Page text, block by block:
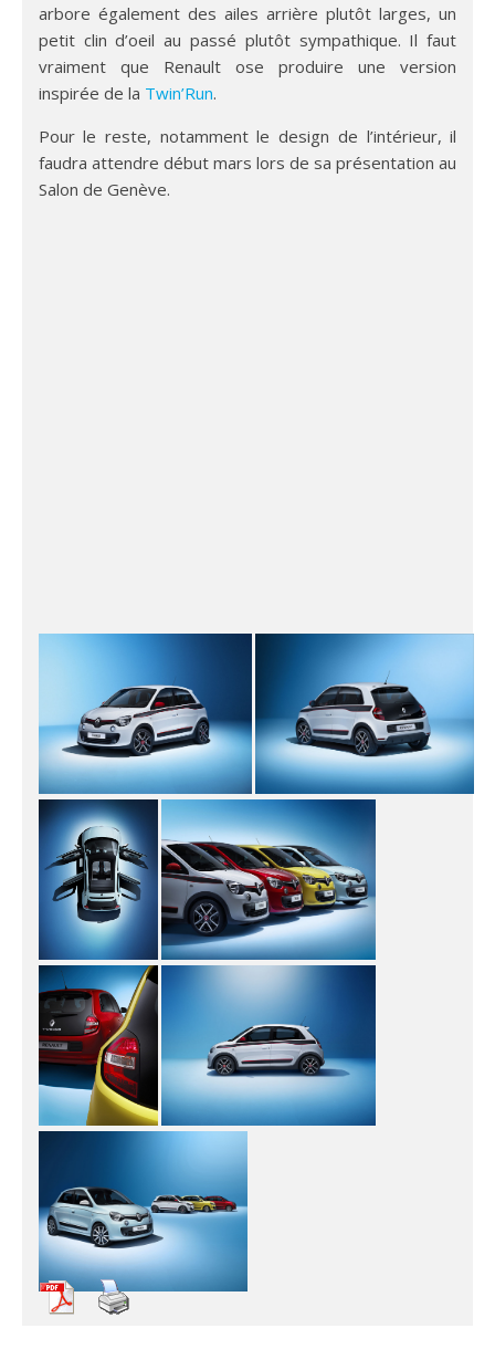
arbore également des ailes arrière plutôt larges, un
petit clin d’oeil au passé plutôt sympathique. Il faut
vraiment que Renault ose produire une version
inspirée de la Twin’Run.
Pour le reste, notamment le design de l’intérieur, il
faudra attendre début mars lors de sa présentation au
Salon de Genève.